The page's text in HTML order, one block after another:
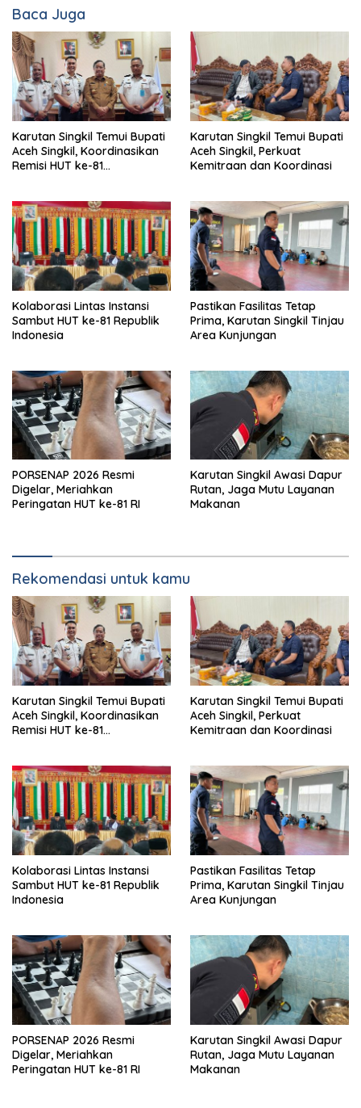
Baca Juga
Karutan Singkil Temui Bupati
Aceh Singkil, Koordinasikan
Remisi HUT ke-81
Karutan Singkil Temui Bupati
Aceh Singkil, Perkuat
Kemitraan dan Koordinasi
Kolaborasi Lintas Instansi
Sambut HUT ke-81 Republik
Indonesia
Pastikan Fasilitas Tetap
Prima, Karutan Singkil Tinjau
Area Kunjungan
PORSENAP 2026 Resmi
Digelar, Meriahkan
Peringatan HUT ke-81 RI
Karutan Singkil Awasi Dapur
Rutan, Jaga Mutu Layanan
Makanan
Rekomendasi untuk kamu
Karutan Singkil Temui Bupati
Aceh Singkil, Koordinasikan
Remisi HUT ke-81
Karutan Singkil Temui Bupati
Aceh Singkil, Perkuat
Kemitraan dan Koordinasi
Kolaborasi Lintas Instansi
Sambut HUT ke-81 Republik
Indonesia
Pastikan Fasilitas Tetap
Prima, Karutan Singkil Tinjau
Area Kunjungan
PORSENAP 2026 Resmi
Digelar, Meriahkan
Peringatan HUT ke-81 RI
Karutan Singkil Awasi Dapur
Rutan, Jaga Mutu Layanan
Makanan